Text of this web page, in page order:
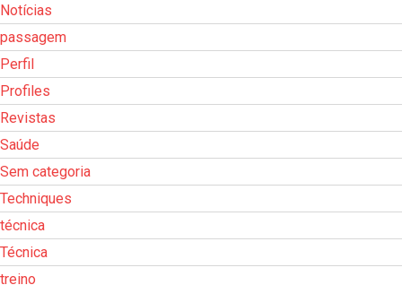
Notícias
passagem
Perfil
Profiles
Revistas
Saúde
Sem categoria
Techniques
técnica
Técnica
treino